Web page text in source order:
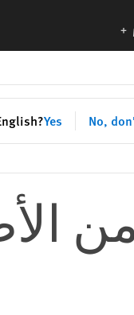
languages
Yes No,
من